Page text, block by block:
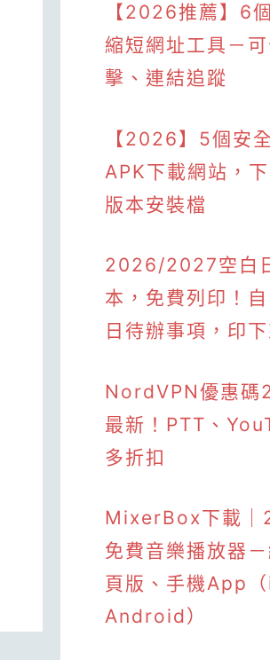
【2026推薦】6
縮短網址工具－
擊、連結追蹤
【2026】5個安
APK下載網站，
版本安裝檔
2026/2027空白
本，免費列印！
日待辦事項，印
NordVPN優惠碼
最新！PTT、
多折扣
MixerBox下載｜
免費音樂播放器
頁版、手機App（
Android）